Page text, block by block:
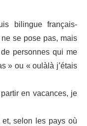
bilingue français-
se pose pas, mais
personnes qui me
» ou « oulàlà j’étais
en vacances, je
selon les pays où